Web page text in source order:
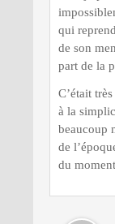
qui
de son
part de la
C’était
à la
beaucoup
de
du